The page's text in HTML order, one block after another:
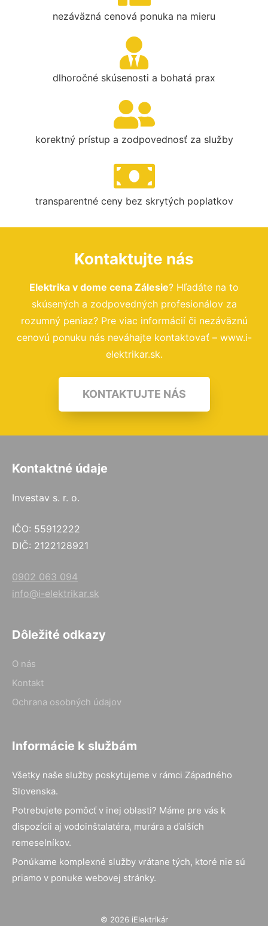
nezáväzná cenová ponuka na mieru
dlhoročné skúsenosti a bohatá prax
korektný prístup a zodpovednosť za služby
transparentné ceny bez skrytých poplatkov
Kontaktujte nás
Elektrika v dome cena Zálesie? Hľadáte na to
skúsených a zodpovedných profesionálov za
rozumný peniaz? Pre viac informácií či nezáväznú
cenovú ponuku nás neváhajte kontaktovať – www.i-
elektrikar.sk.
KONTAKTUJTE NÁS
Kontaktné údaje
Investav s. r. o.
IČO: 55912222
DIČ: 2122128921
0902 063 094
info@i-elektrikar.sk
Dôležité odkazy
O nás
Kontakt
Ochrana osobných údajov
Informácie k službám
Všetky naše služby poskytujeme v rámci Západného
Slovenska.
Potrebujete pomôcť v inej oblasti? Máme pre vás k
dispozícii aj vodoinštalatéra, murára a ďalších
remeselníkov.
Ponúkame komplexné služby vrátane tých, ktoré nie sú
priamo v ponuke webovej stránky.
© 2026 iElektrikár